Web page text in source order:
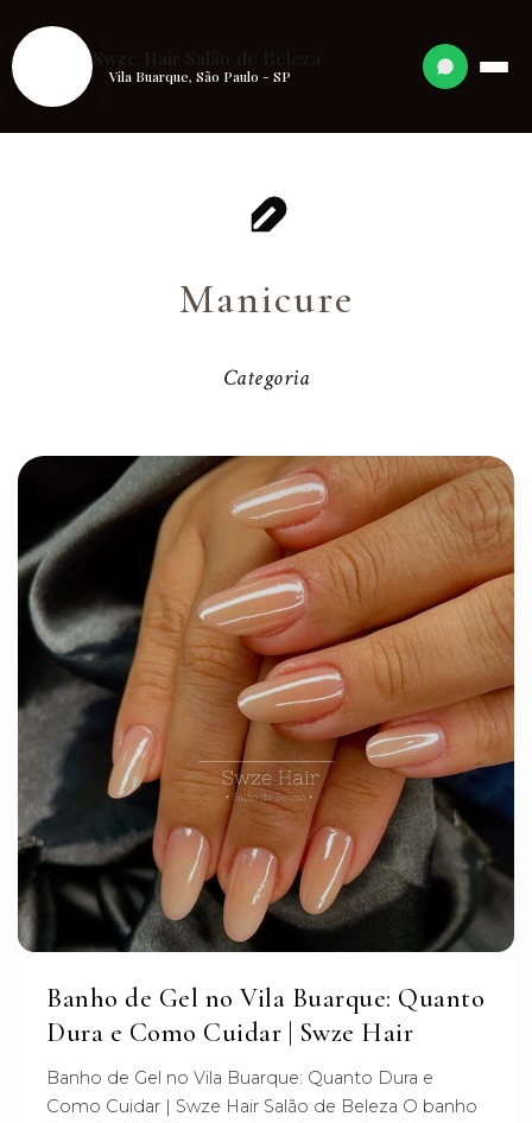
Vila Buarque, São Paulo - SP
Manicure
Categoria
Banho de Gel no Vila Buarque: Quanto
Dura e Como Cuidar | Swze Hair
Banho de Gel no Vila Buarque: Quanto Dura e
Como Cuidar | Swze Hair Salão de Beleza O banho